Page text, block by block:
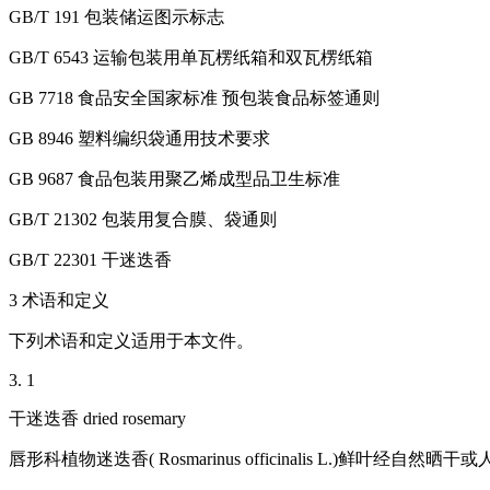
GB/T 191 包装储运图示标志
GB/T 6543 运输包装用单瓦楞纸箱和双瓦楞纸箱
GB 7718 食品安全国家标准 预包装食品标签通则
GB 8946 塑料编织袋通用技术要求
GB 9687 食品包装用聚乙烯成型品卫生标准
GB/T 21302 包装用复合膜、袋通则
GB/T 22301 干迷迭香
3 术语和定义
下列术语和定义适用于本文件。
3. 1
干迷迭香 dried rosemary
唇形科植物迷迭香( Rosmarinus officinalis L.)鲜叶经自然晒干或